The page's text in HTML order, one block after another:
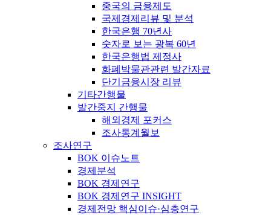
중국의 금융제도
국제경제리뷰 및 분석
한국은행 70년사
숫자로 보는 광복 60년
한국은행법 제정사
화폐박물관관련 발간자료
단기금융시장 리뷰
기타간행물
발간중지 간행물
해외경제 포커스
조사통계월보
조사연구
BOK 이슈노트
경제분석
BOK 경제연구
BOK 경제연구 INSIGHT
경제전망 핵심이슈·심층연구